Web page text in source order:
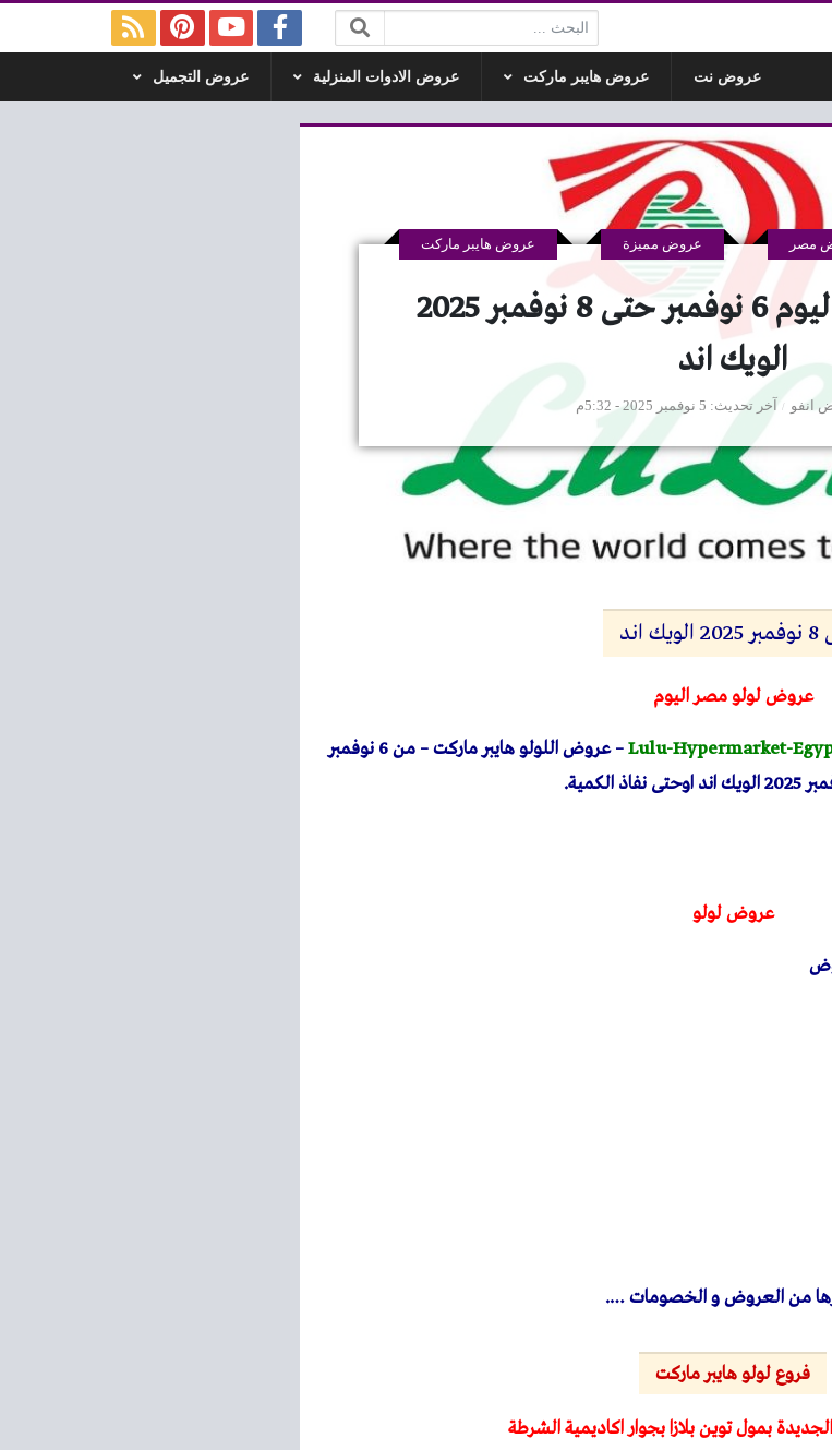
البحث:
عروض نت عروض هايبر ماركت عروض الادوات المنزلية عروض التجميل
عروض لولو مصر اليوم 6 نوفمبر حتى 8 نوفمبر 2025
الويك اند
انفو
مصر عروض مميزة عروض هايبر ماركت
آخر تحديث 5 نوفمبر 2025 - 5:32م
عروض لولو مصر اليوم
Lulu-Hypermarket-
– عروض اللولو هايبر ماركت – من 6 نوفمبر
عروض لولو
من العروض و الخصومات ….
فروع لولو هايبر ماركت
بمول توين بلازا بجوار اكاديمية الشرطة